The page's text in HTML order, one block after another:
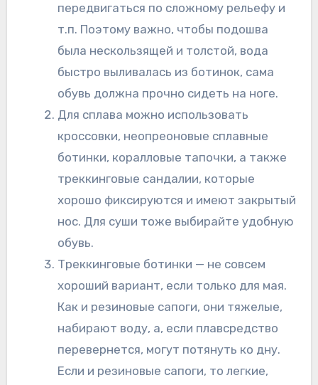
передвигаться по сложному рельефу и
т.п. Поэтому важно, чтобы подошва
была нескользящей и толстой, вода
быстро выливалась из ботинок, сама
обувь должна прочно сидеть на ноге.
Для сплава можно использовать
кроссовки, неопреоновые сплавные
ботинки, коралловые тапочки, а также
треккинговые сандалии, которые
хорошо фиксируются и имеют закрытый
нос. Для суши тоже выбирайте удобную
обувь.
Треккинговые ботинки — не совсем
хороший вариант, если только для мая.
Как и резиновые сапоги, они тяжелые,
набирают воду, а, если плавсредство
перевернется, могут потянуть ко дну.
Если и резиновые сапоги, то легкие,